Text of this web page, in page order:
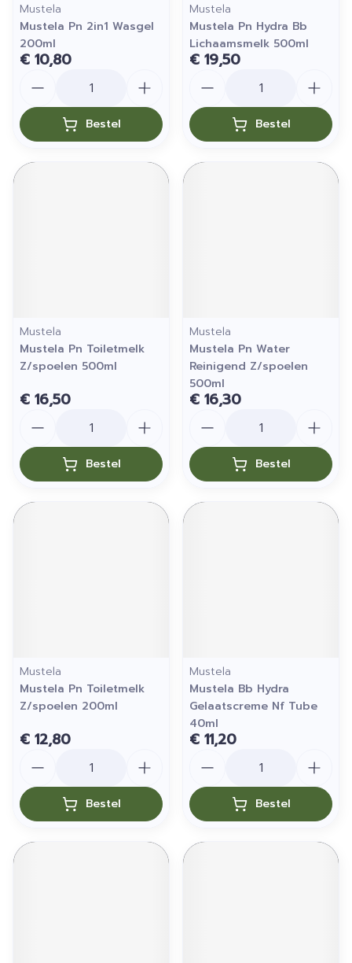
Mustela
Mustela Pn 2in1 Wasgel
200ml
€ 10,80
Bestel
Mustela
Mustela Pn Hydra Bb
Lichaamsmelk 500ml
€ 19,50
Bestel
Mustela
Mustela Pn Toiletmelk
Z/spoelen 500ml
€ 16,50
Bestel
Mustela
Mustela Pn Water
Reinigend Z/spoelen
500ml
€ 16,30
Bestel
Mustela
Mustela Pn Toiletmelk
Z/spoelen 200ml
€ 12,80
Bestel
Mustela
Mustela Bb Hydra
Gelaatscreme Nf Tube
40ml
€ 11,20
Bestel